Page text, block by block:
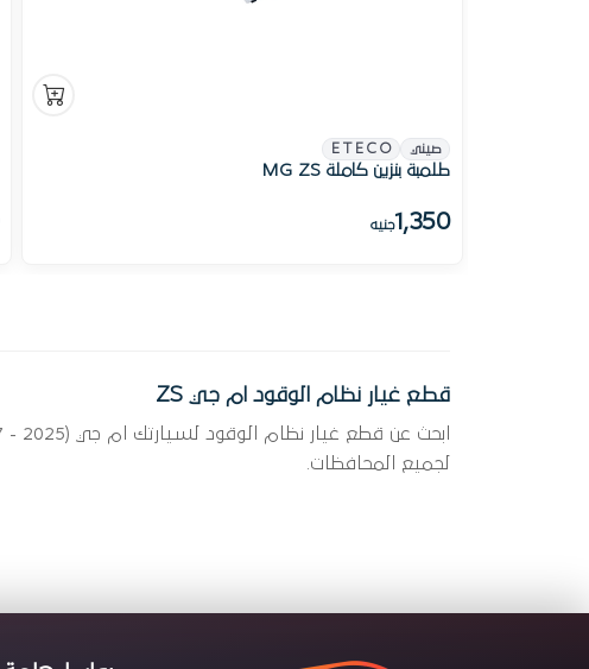
صيني E T E C O
طلمبة بنزين كاملة MG ZS
1,350جنيه
قطع غيار نظام الوقود ام جي ZS
لجميع المحافظات.